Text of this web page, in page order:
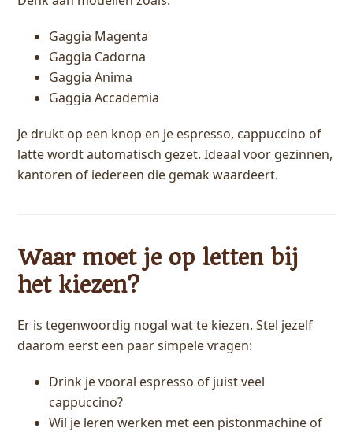
Gaggia Magenta
Gaggia Cadorna
Gaggia Anima
Gaggia Accademia
Je drukt op een knop en je espresso, cappuccino of
latte wordt automatisch gezet. Ideaal voor gezinnen,
kantoren of iedereen die gemak waardeert.
Waar moet je op letten bij
het kiezen?
Er is tegenwoordig nogal wat te kiezen. Stel jezelf
daarom eerst een paar simpele vragen:
Drink je vooral espresso of juist veel
cappuccino?
Wil je leren werken met een pistonmachine of